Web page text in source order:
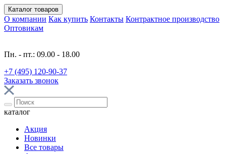
Каталог товаров
О компании Как купить Контакты Контрактное производство
Оптовикам
Пн. - пт.: 09.00 - 18.00
+7 (495) 120-90-37
Заказать звонок
каталог
Акция
Новинки
Все товары